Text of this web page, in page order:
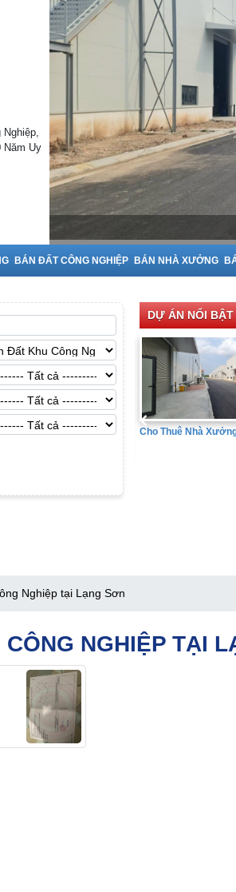
Năm Uy
BÁN ĐẤT CÔNG NGHIỆP BÁN NHÀ XƯỞNG
DỰ ÁN NỔI BẬT
Nhà Xưởng tại Bắc Ninh
Nghiệp tại Lạng Sơn
NGHIỆP TẠI